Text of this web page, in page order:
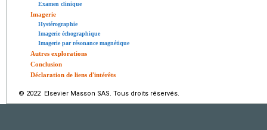
Examen clinique
Imagerie
Hystérographie
Imagerie échographique
Imagerie par résonance magnétique
Autres explorations
Conclusion
Déclaration de liens d'intérêts
© 2022 Elsevier Masson SAS. Tous droits réservés.